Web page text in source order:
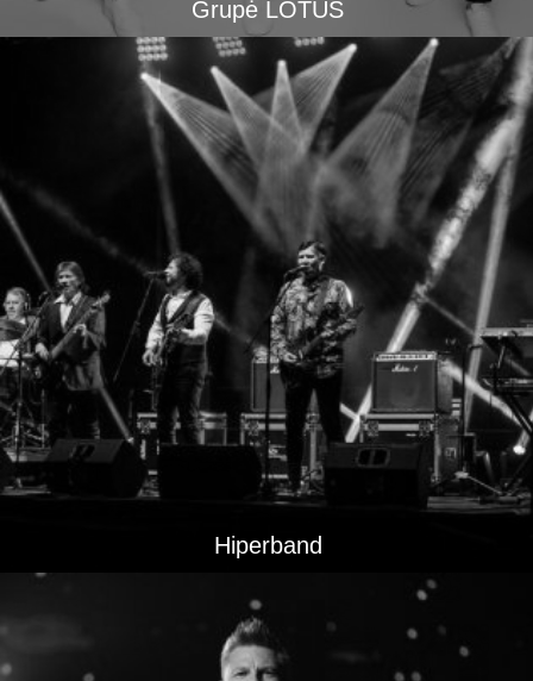
Grupė LOTUS
Hiperband